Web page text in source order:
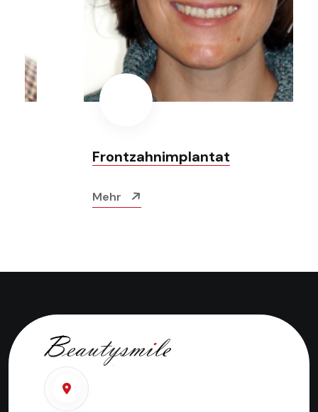
Frontzahnimplantat